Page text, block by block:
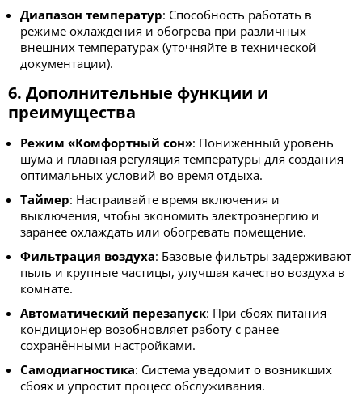
Диапазон температур: Способность работать в
режиме охлаждения и обогрева при различных
внешних температурах (уточняйте в технической
документации).
6. Дополнительные функции и
преимущества
Режим «Комфортный сон»: Пониженный уровень
шума и плавная регуляция температуры для создания
оптимальных условий во время отдыха.
Таймер: Настраивайте время включения и
выключения, чтобы экономить электроэнергию и
заранее охлаждать или обогревать помещение.
Фильтрация воздуха: Базовые фильтры задерживают
пыль и крупные частицы, улучшая качество воздуха в
комнате.
Автоматический перезапуск: При сбоях питания
кондиционер возобновляет работу с ранее
сохранёнными настройками.
Самодиагностика: Система уведомит о возникших
сбоях и упростит процесс обслуживания.